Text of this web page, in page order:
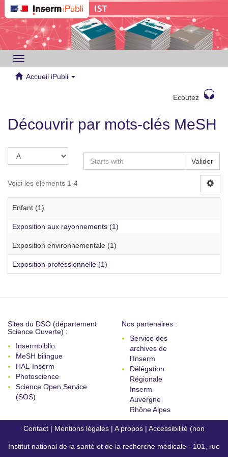
Toggle
navigation
Accueil iPubli
Ecoutez
Découvrir par mots-clés MeSH
Valider
Voici les éléments 1-4
Enfant (1)
Exposition aux rayonnements (1)
Exposition environnementale (1)
Exposition professionnelle (1)
Sites du DSO (département
Science Ouverte) :
Insermbiblio
MeSH bilingue
HAL-Inserm
Photoscience
Science Open Service
(SOS)
Nos partenaires :
Service des
archives de
l'Inserm
Délégation
Régionale
Inserm
Auvergne
Rhône Alpes
Contact | Mentions légales | A propos | Accessibilité (non
conforme)
Institut national de la santé et de la recherche médicale - 101, rue